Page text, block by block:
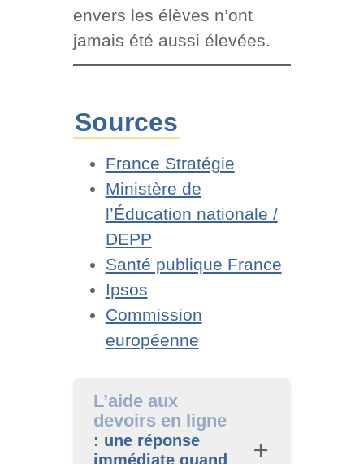
envers les élèves n’ont
jamais été aussi élevées.
Sources
France Stratégie
Ministère de
l’Éducation nationale /
DEPP
Santé publique France
Ipsos
Commission
européenne
L’aide aux
devoirs en ligne
: une réponse
immédiate quand